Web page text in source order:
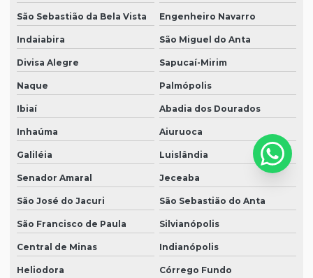
São Sebastião da Bela Vista Engenheiro Navarro
Indaiabira São Miguel do Anta
Divisa Alegre Sapucaí-Mirim
Naque Palmópolis
Ibiaí Abadia dos Dourados
Inhaúma Aiuruoca
Galiléia Luislândia
Senador Amaral Jeceaba
São José do Jacuri São Sebastião do Anta
São Francisco de Paula Silvianópolis
Central de Minas Indianópolis
Heliodora Córrego Fundo